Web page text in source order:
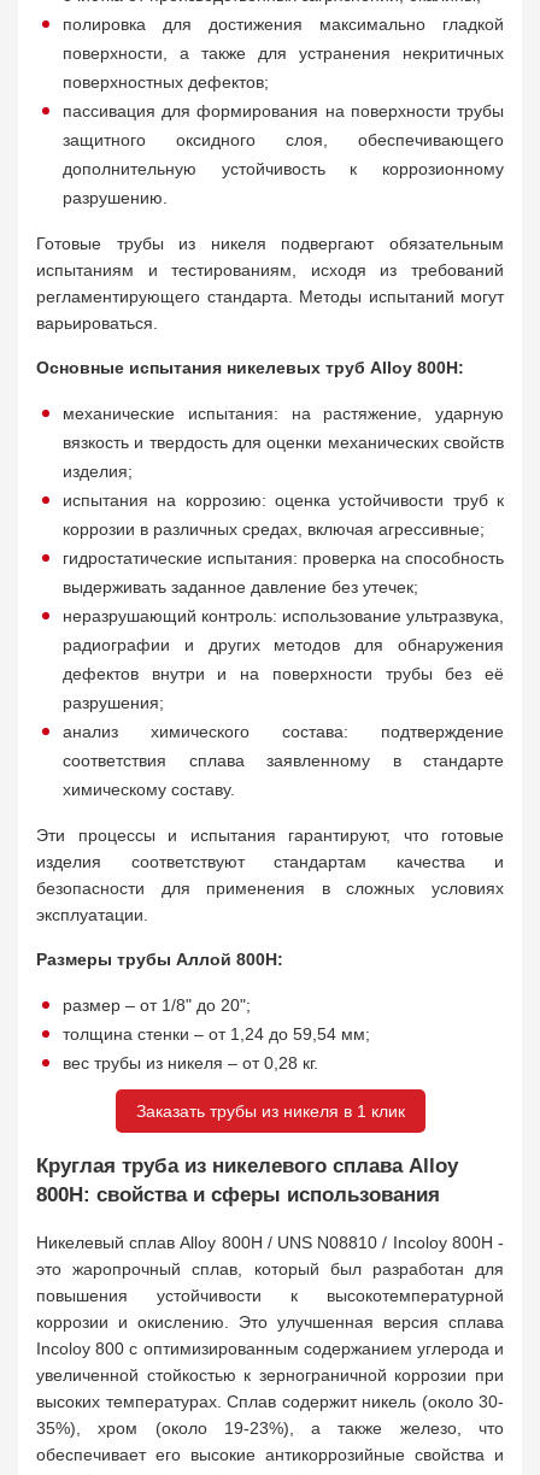
полировка для достижения максимально гладкой
поверхности, а также для устранения некритичных
поверхностных дефектов;
пассивация для формирования на поверхности трубы
защитного оксидного слоя, обеспечивающего
дополнительную устойчивость к коррозионному
разрушению.
Готовые трубы из никеля подвергают обязательным
испытаниям и тестированиям, исходя из требований
регламентирующего стандарта. Методы испытаний могут
варьироваться.
Основные испытания никелевых труб Alloy 800H:
механические испытания: на растяжение, ударную
вязкость и твердость для оценки механических свойств
изделия;
испытания на коррозию: оценка устойчивости труб к
коррозии в различных средах, включая агрессивные;
гидростатические испытания: проверка на способность
выдерживать заданное давление без утечек;
неразрушающий контроль: использование ультразвука,
радиографии и других методов для обнаружения
дефектов внутри и на поверхности трубы без её
разрушения;
анализ химического состава: подтверждение
соответствия сплава заявленному в стандарте
химическому составу.
Эти процессы и испытания гарантируют, что готовые
изделия соответствуют стандартам качества и
безопасности для применения в сложных условиях
эксплуатации.
Размеры трубы Аллой 800Н:
размер – от 1/8" до 20";
толщина стенки – от 1,24 до 59,54 мм;
вес трубы из никеля – от 0,28 кг.
Заказать трубы из никеля в 1 клик
Круглая труба из никелевого сплава Alloy
800H: свойства и сферы использования
Никелевый сплав Alloy 800H / UNS N08810 / Incoloy 800H -
это жаропрочный сплав, который был разработан для
повышения устойчивости к высокотемпературной
коррозии и окислению. Это улучшенная версия сплава
Incoloy 800 с оптимизированным содержанием углерода и
увеличенной стойкостью к зернограничной коррозии при
высоких температурах. Сплав содержит никель (около 30-
35%), хром (около 19-23%), а также железо, что
обеспечивает его высокие антикоррозийные свойства и